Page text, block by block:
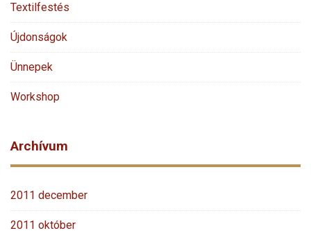
Textilfestés
Újdonságok
Ünnepek
Workshop
Archívum
2011 december
2011 október